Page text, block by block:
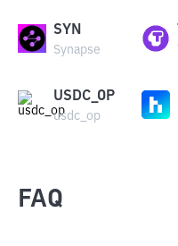
SYN
Synapse
USDC_OP
usdc_op
FAQ